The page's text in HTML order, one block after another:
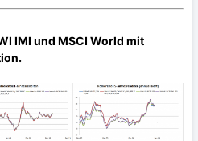
IMI und MSCI World mit